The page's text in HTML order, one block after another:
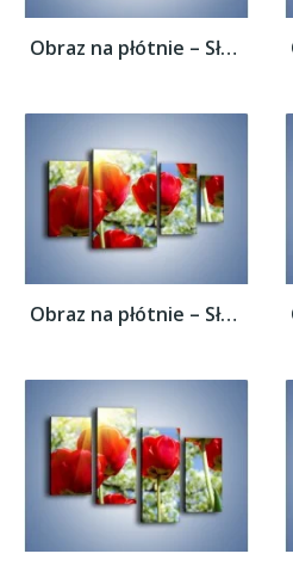
Obraz na płótnie – Słońce w kwiatowych...
Obraz na płótnie – Słońce w kwiatowych...